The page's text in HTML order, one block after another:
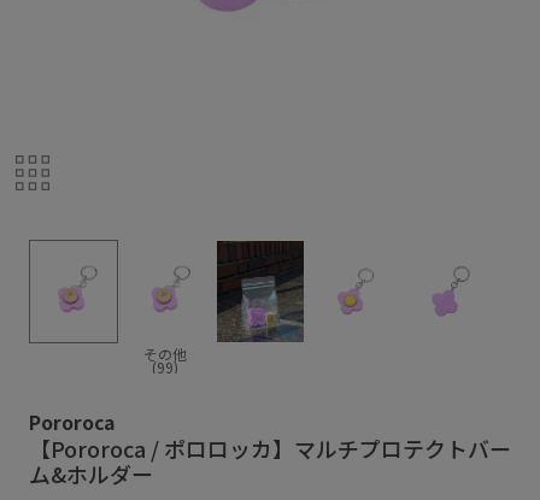
その他
(99)
Pororoca
【Pororoca / ポロロッカ】マルチプロテクトバー
ム&ホルダー